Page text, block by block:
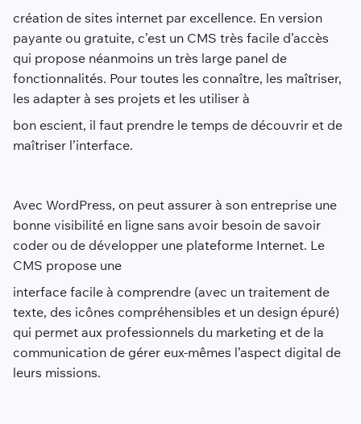
création de sites internet par excellence. En version
payante ou gratuite, c’est un CMS très facile d’accès
qui propose néanmoins un très large panel de
fonctionnalités. Pour toutes les connaître, les maîtriser,
les adapter à ses projets et les utiliser à
bon escient, il faut prendre le temps de découvrir et de
maîtriser l’interface.
Avec WordPress, on peut assurer à son entreprise une
bonne visibilité en ligne sans avoir besoin de savoir
coder ou de développer une plateforme Internet. Le
CMS propose une
interface facile à comprendre (avec un traitement de
texte, des icônes compréhensibles et un design épuré)
qui permet aux professionnels du marketing et de la
communication de gérer eux-mêmes l’aspect digital de
leurs missions.